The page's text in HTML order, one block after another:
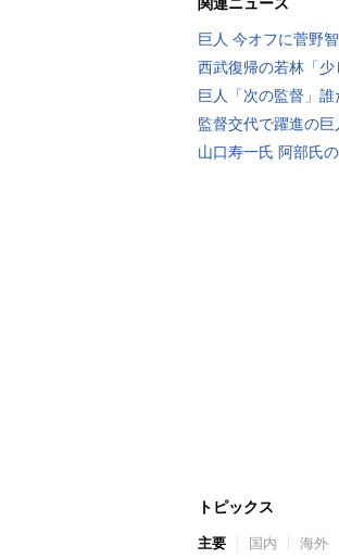
巨人 今オフに菅野
西武復帰の若林「少
巨人「次の監督」
監督交代で躍進の巨
山口寿一氏 阿部氏
トピックス
主要 国内 海外